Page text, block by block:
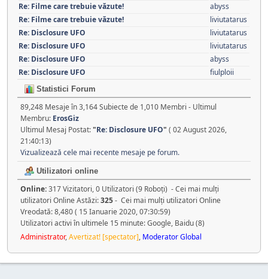
Re: Filme care trebuie văzute!
abyss
Re: Filme care trebuie văzute!
liviutatarus
Re: Disclosure UFO
liviutatarus
Re: Disclosure UFO
liviutatarus
Re: Disclosure UFO
abyss
Re: Disclosure UFO
fiulploii
Statistici Forum
89,248 Mesaje în 3,164 Subiecte de 1,010 Membri - Ultimul
Membru: ErosGiz
Ultimul Mesaj Postat:"Re: Disclosure UFO" ( 02 August 2026,
21:40:13)
Vizualizează cele mai recente mesaje pe forum.
Utilizatori online
Online:317 Vizitatori, 0 Utilizatori (9 Roboţi) - Cei mai mulţi
utilizatori Online Astăzi:325- Cei mai mulţi utilizatori Online
Vreodată: 8,480 ( 15 Ianuarie 2020, 07:30:59)
Utilizatori activi în ultimele 15 minute: Google, Baidu (8)
Administrator,Avertizat! [spectator], Moderator Global